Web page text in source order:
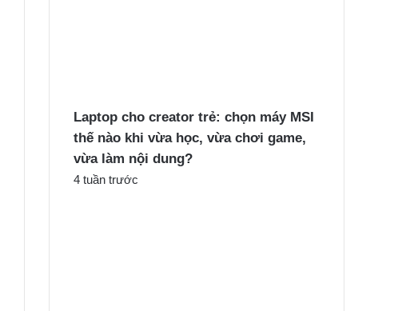
Laptop cho creator trẻ: chọn máy MSI
thế nào khi vừa học, vừa chơi game,
vừa làm nội dung?
4 tuần trước